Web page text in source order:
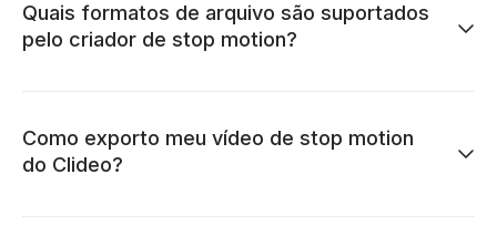
Quais formatos de arquivo são suportados
pelo criador de stop motion?
Como exporto meu vídeo de stop motion
do Clideo?